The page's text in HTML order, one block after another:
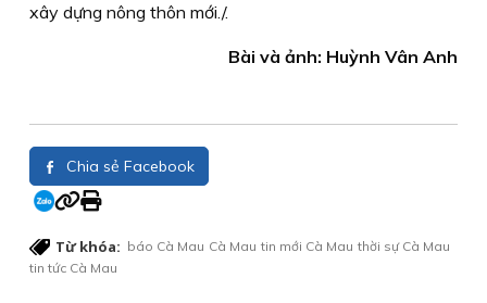
xây dựng nông thôn mới./.
Bài và ảnh: Huỳnh Vân Anh
Chia sẻ Facebook
Từ khóa: báo Cà Mau Cà Mau tin mới Cà Mau thời sự Cà Mau
tin tức Cà Mau